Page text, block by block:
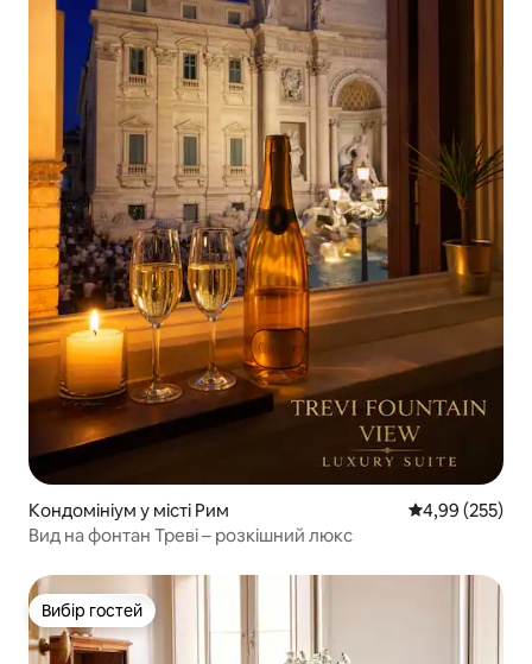
Кондомініум у місті Рим Середня
4,99 (255)
Вид на фонтан Треві – розкішний люкс
Вибір гостей
Вибір гостей